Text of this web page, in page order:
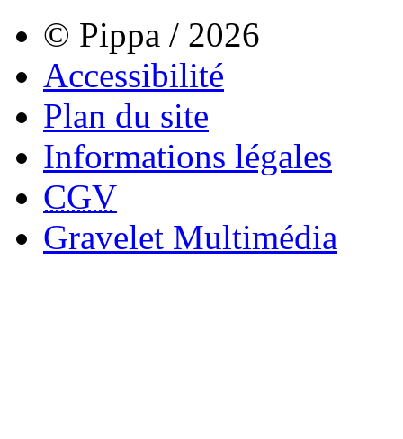
© Pippa / 2026
Accessibilité
Plan du site
Informations légales
CGV
Gravelet Multimédia